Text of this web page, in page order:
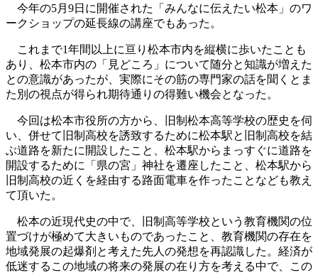
今年の5月9日に開催された「みんなに伝えたい松本」のワ
ークショップの延長線の講座でもあった。
これまで1年間以上に亘り松本市内を縦横に歩いたことも
あり、松本市内の「見どころ」について随分と知識が増えた
との意識があったが、実際にその筋の専門家の話を聞くとま
た別の視点が得られ期待通りの得難い機会となった。
今回は松本市役所の方から、旧制松本高等学校の歴史を伺
い、併せて旧制高校を誘致するために松本駅と旧制高校を結
ぶ道路を新たに開設したこと、松本駅からまっすぐに道路を
開設するために「県の宮」神社を遷座したこと、松本駅から
旧制高校の近くを経由する路面電車を作ったことなども教え
て頂いた。
松本の近現代史の中で、旧制高等学校という教育機関の位
置づけが極めて大きいものであったこと、教育機関の存在を
地域発展の起爆剤と考えた先人の発想を再認識した。経済が
低迷するこの地域の将来の発展の在り方を考える中で、この